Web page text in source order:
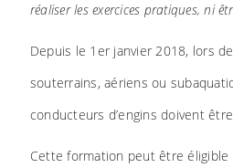
réaliser les exercices pratiques, ni
Depuis le 1er janvier 2018, lors
souterrains, aériens ou
conducteurs d’engins doivent
Cette formation peut être